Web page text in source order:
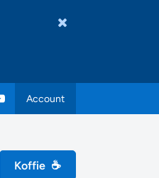
Account
Koffie ☕